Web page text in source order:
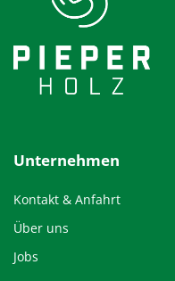
Unternehmen
Kontakt & Anfahrt
Über uns
Jobs